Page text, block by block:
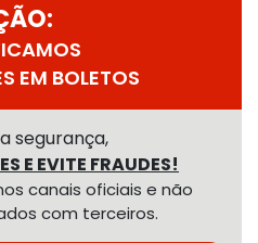
EM BOLETOS
segurança,
E EVITE FRAUDES!
canais oficiais e não
com terceiros.